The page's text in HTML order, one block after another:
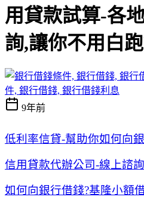
用貸款試算-各
詢,讓你不用白
件, 銀行借錢, 銀行借錢利息
9年前
低利率信貸-幫助你如何向
信用貸款代辦公司-線上諮
如何向銀行借錢?基隆小額